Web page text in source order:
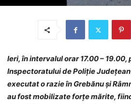
Ieri, în intervalul orar 17.00 –
Inspectoratului de Poliție
executat o razie în Grebănu și
au fost mobilizate forțe mărite,